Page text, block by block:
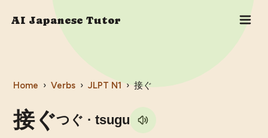
AI Japanese Tutor
Home › Verbs › JLPT N1 › 接ぐ
接ぐつぐ · tsugu